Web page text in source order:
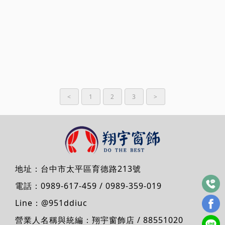
< 1 2 3 >
地址： 台中市太平區育德路213號
電話： 0989-617-459 / 0989-359-019
Line： @951ddiuc
營業人名稱與統編：翔宇窗飾店 / 88551020